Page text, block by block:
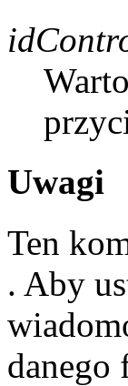
Uwagi
Ten
. Aby
danego